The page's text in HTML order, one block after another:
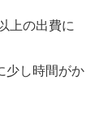
上の出費に
少し時間がか